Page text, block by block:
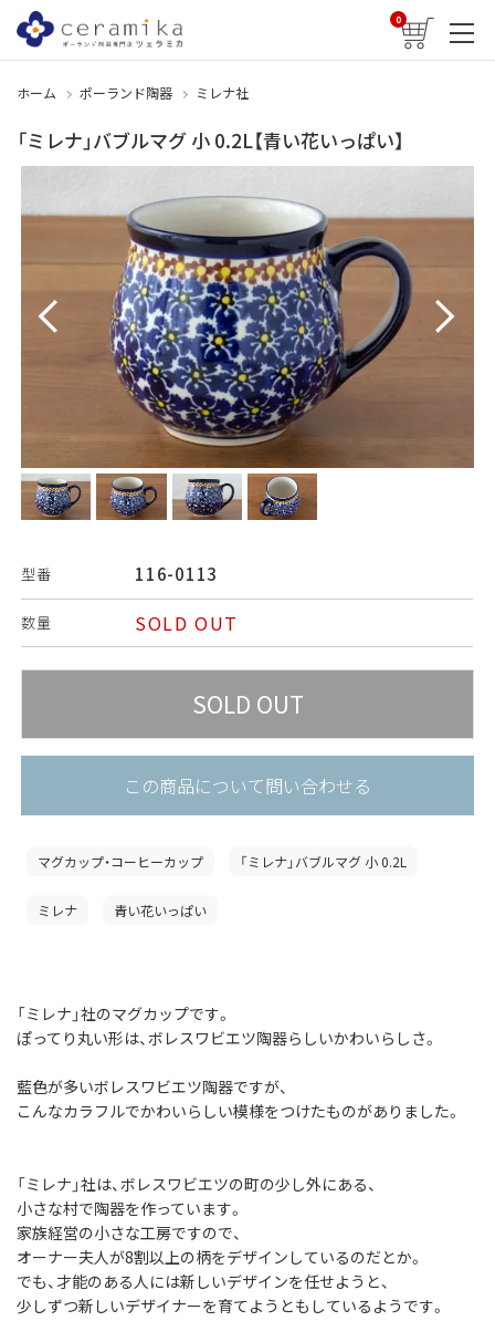
0
ホーム ポーランド陶器 ミレナ社
「ミレナ」バブルマグ 小 0.2L【青い花いっぱい】
型番 116-0113
数量 SOLD OUT
この商品について問い合わせる
マグカップ・コーヒーカップ 「ミレナ」バブルマグ 小 0.2L
ミレナ 青い花いっぱい
「ミレナ」社のマグカップです。
ぽってり丸い形は、ボレスワビエツ陶器らしいかわいらしさ。
藍色が多いボレスワビエツ陶器ですが、
こんなカラフルでかわいらしい模様をつけたものがありました。
「ミレナ」社は、ボレスワビエツの町の少し外にある、
小さな村で陶器を作っています。
家族経営の小さな工房ですので、
オーナー夫人が8割以上の柄をデザインしているのだとか。
でも、才能のある人には新しいデザインを任せようと、
少しずつ新しいデザイナーを育てようともしているようです。